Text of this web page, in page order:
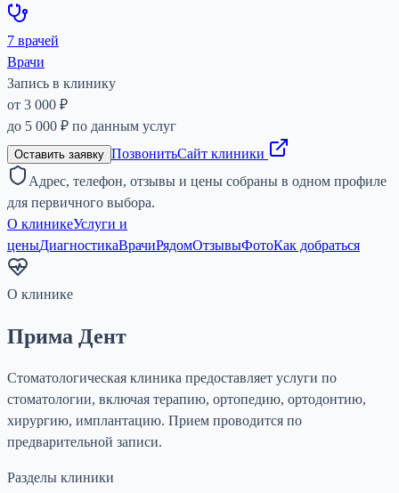
7 врачей
Врачи
Запись в клинику
от 3 000 ₽
до 5 000 ₽ по данным услуг
Оставить заявку ПозвонитьСайт клиники
Адрес, телефон, отзывы и цены собраны в одном профиле
для первичного выбора.
О клиникеУслуги и
ценыДиагностикаВрачиРядомОтзывыФотоКак добраться
О клинике
Прима Дент
Стоматологическая клиника предоставляет услуги по
стоматологии, включая терапию, ортопедию, ортодонтию,
хирургию, имплантацию. Прием проводится по
предварительной записи.
Разделы клиники